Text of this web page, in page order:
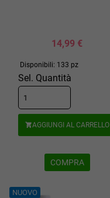
14,99 €
Disponibili: 133 pz
Sel. Quantità
AGGIUNGI AL CARRELLO
COMPRA
NUOVO